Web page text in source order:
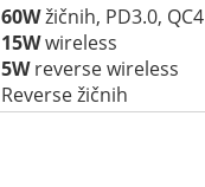
60Wžičnih, PD3.0, QC4
15Wwireless
5Wreverse wireless
Reverse žičnih